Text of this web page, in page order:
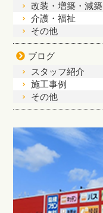
改装・増築・減築
介護・福祉
その他
ブログ
スタッフ紹介
施工事例
その他